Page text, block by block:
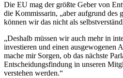
Die EU mag der größte Geber von
die Kommissarin, „aber aufgrund des
können wir das nicht als
„Deshalb müssen wir auch mehr in
investieren und einen ausgewogenen
mache mir Sorgen, ob das nächste
Entscheidungsfindung in unseren
verstehen werden.“